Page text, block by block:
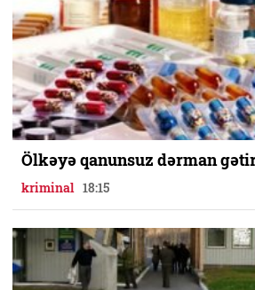
Ölkəyə qanunsuz dərman
kriminal 18:15